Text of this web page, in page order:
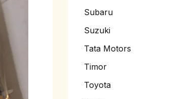
Subaru
Suzuki
Tata Motors
Timor
Toyota